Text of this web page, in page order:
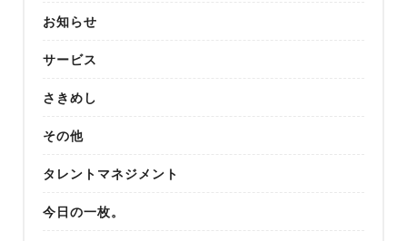
お知らせ
サービス
さきめし
その他
タレントマネジメント
今日の一枚。